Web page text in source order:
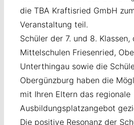
die TBA Kraftisried GmbH
Veranstaltung teil.
Schüler der 7. und 8.
Mittelschulen Friesenried,
Unterthingau sowie die
Obergünzburg haben die
mit Ihren Eltern das regionale
Ausbildungsplatzangebot
Die positive Resonanz der